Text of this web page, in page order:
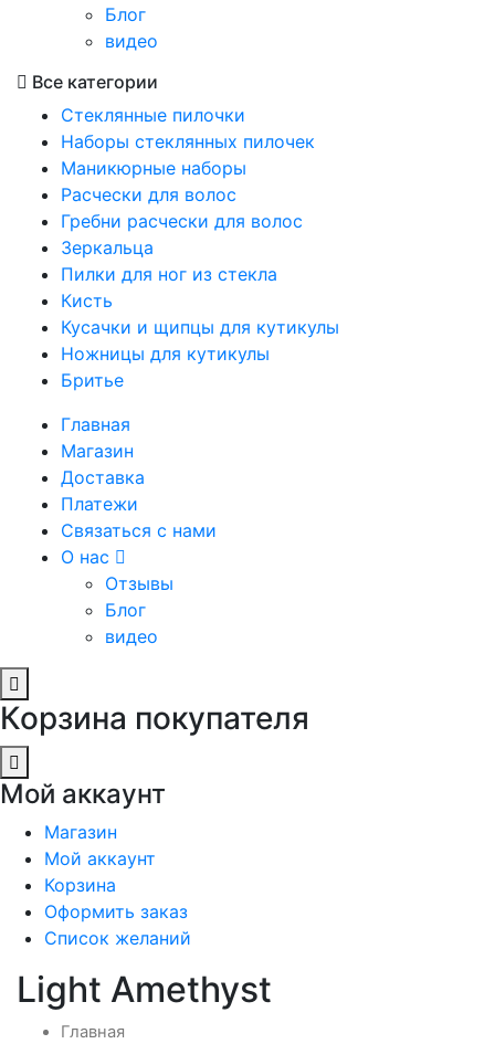
Блог
видео
Все категории
Стеклянные пилочки
Наборы стеклянных пилочек
Маникюрные наборы
Расчески для волос
Гребни расчески для волос
Зеркальца
Пилки для ног из стекла
Кисть
Кусачки и щипцы для кутикулы
Ножницы для кутикулы
Бритье
Главная
Магазин
Доставка
Платежи
Связаться с нами
О нас
Отзывы
Блог
видео
Корзина покупателя
Мой аккаунт
Магазин
Мой аккаунт
Корзина
Оформить заказ
Список желаний
Light Amethyst
Главная